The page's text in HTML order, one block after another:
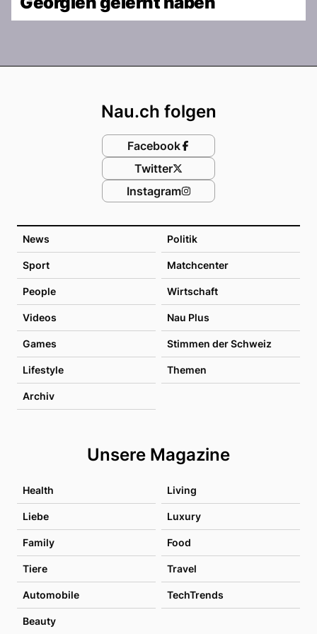
News Politik
Sport Matchcenter
People Wirtschaft
Videos Nau Plus
Games Stimmen der Schweiz
Lifestyle Themen
Archiv
Unsere Magazine
Health Living
Liebe Luxury
Family Food
Tiere Travel
Automobile TechTrends
Beauty
Nau.ch folgen
Facebook
Twitter
Instagram